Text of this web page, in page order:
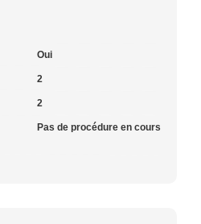
Oui
2
2
Pas de procédure en cours